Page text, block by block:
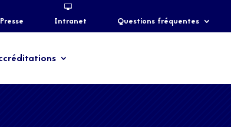
Intranet Questions fréquentes